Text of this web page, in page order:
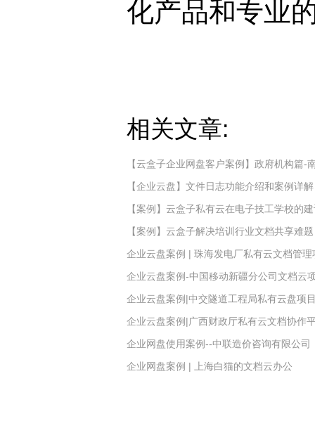
化产品和专业
相关文章:
【云盒子企业网盘客户案例】政府机构篇-
【企业云盘】文件日志功能介绍和案例详解
【案例】云盒子私有云在电子技工学校的
【案例】云盒子解决培训行业文档共享难题
企业云盘案例 | 珠海发电厂私有云文档管理
企业云盘案例-中国移动新疆分公司文档云
企业云盘案例|中交隧道工程局私有云盘项
企业云盘案例|广西财政厅私有云文档协作
企业网盘使用案例--中联造价咨询有限公司
企业网盘案例 | 上海白猫的文档云办公